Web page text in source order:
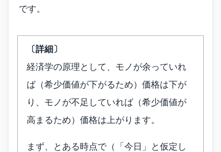
です。
〔詳細〕
経済学の原理として、モノが余っていれ
ば（希少価値が下がるため）価格は下が
り、モノが不足していれば（希少価値が
高まるため）価格は上がります。
まず、とある時点で（「今日」と仮定し